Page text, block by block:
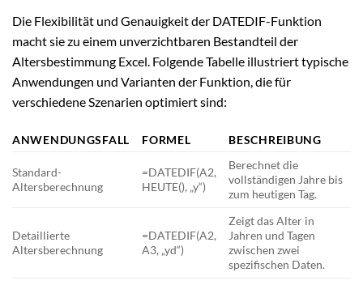
Die Flexibilität und Genauigkeit der DATEDIF-Funktion
macht sie zu einem unverzichtbaren Bestandteil der
Altersbestimmung Excel. Folgende Tabelle illustriert typische
Anwendungen und Varianten der Funktion, die für
verschiedene Szenarien optimiert sind:
ANWENDUNGSFALL FORMEL BESCHREIBUNG
Standard-
Altersberechnung
=DATEDIF(A2,
HEUTE(), „y“)
Berechnet die
vollständigen Jahre bis
zum heutigen Tag.
Detaillierte
Altersberechnung
=DATEDIF(A2,
A3, „yd“)
Zeigt das Alter in
Jahren und Tagen
zwischen zwei
spezifischen Daten.